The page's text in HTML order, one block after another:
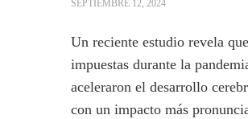
SEPTIEMBRE 12, 2024
Un reciente estudio revela
impuestas durante la
aceleraron el desarrollo
con un impacto más